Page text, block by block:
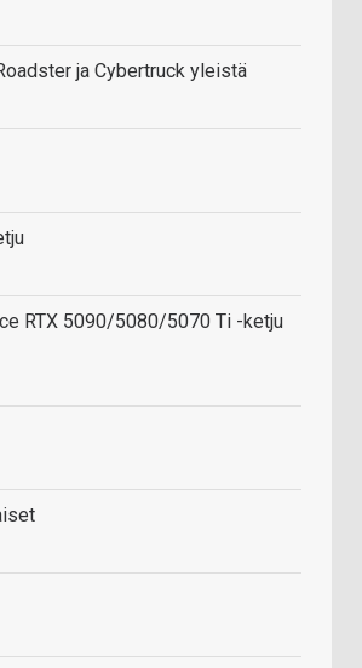
ja Cybertruck yleistä
RTX 5090/5080/5070 Ti -ketju